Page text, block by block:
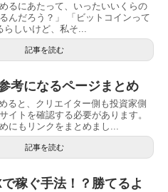
るにあたって、いったいいくらの
んだろう？」 「ビットコインって
らしいけど、私そ...
記事を読む
考になるページまとめ
ると、クリエイター側も投資家側
イトを確認する必要があります。
にもリンクをまとめまし...
記事を読む
稼ぐ手法！？勝てるよ